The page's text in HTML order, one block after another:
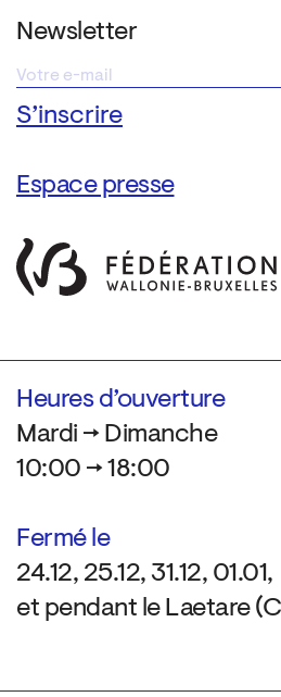
Newsletter
Espace presse
Heures d’ouverture
Mardi → Dimanche
10:00 → 18:00
Fermé le
24.12, 25.12, 31.12, 01.01,
et pendant le Laetare